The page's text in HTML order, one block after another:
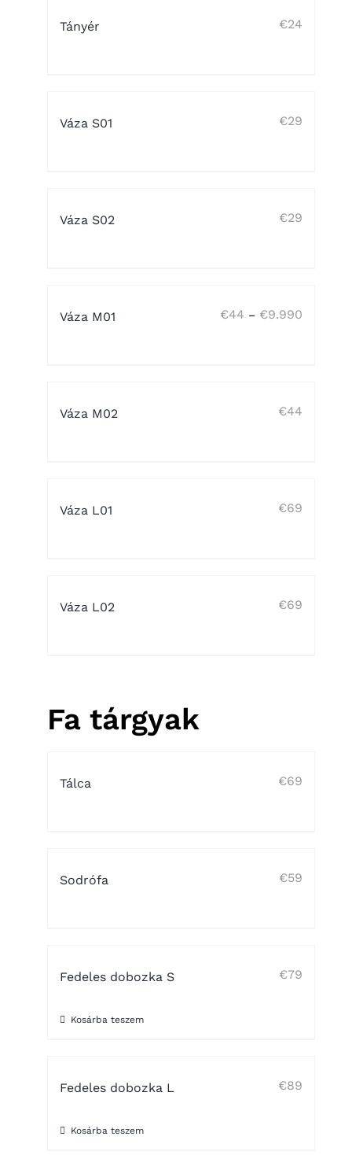
Tányér €24
Váza S01 €29
Váza S02 €29
Váza M01 €44 – €9.990
Váza M02 €44
Váza L01 €69
Váza L02 €69
Fa tárgyak
Tálca €69
Sodrófa €59
Fedeles dobozka S €79
Kosárba teszem
Fedeles dobozka L €89
Kosárba teszem